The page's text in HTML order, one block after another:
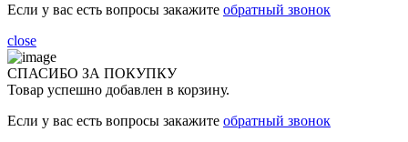
Если у вас есть вопросы закажите обратный звонок
close
СПАСИБО ЗА ПОКУПКУ
Товар успешно добавлен в корзину.
Если у вас есть вопросы закажите обратный звонок